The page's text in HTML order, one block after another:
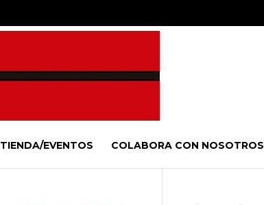
TIENDA/EVENTOS COLABORA CON NOSOTROS